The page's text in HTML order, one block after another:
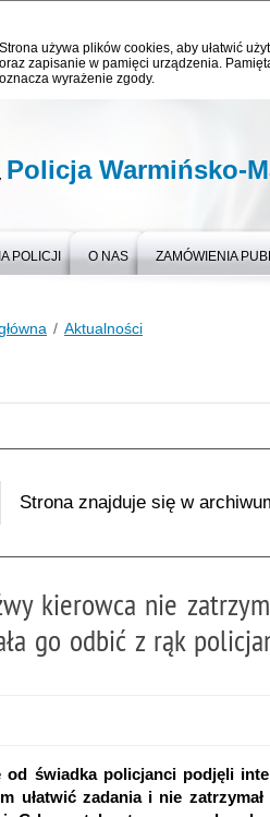
Strona używa plików cookies, aby ułatwić
oraz zapisanie w pamięci urządzenia.
oznacza wyrażenie zgody.
Policja Warmińsko-
POLICJI O NAS ZAMÓWIENIA
Aktualności
Strona znajduje się w
kierowca nie
go odbić z rąk
od świadka policjanci podjęli
ułatwić zadania i nie